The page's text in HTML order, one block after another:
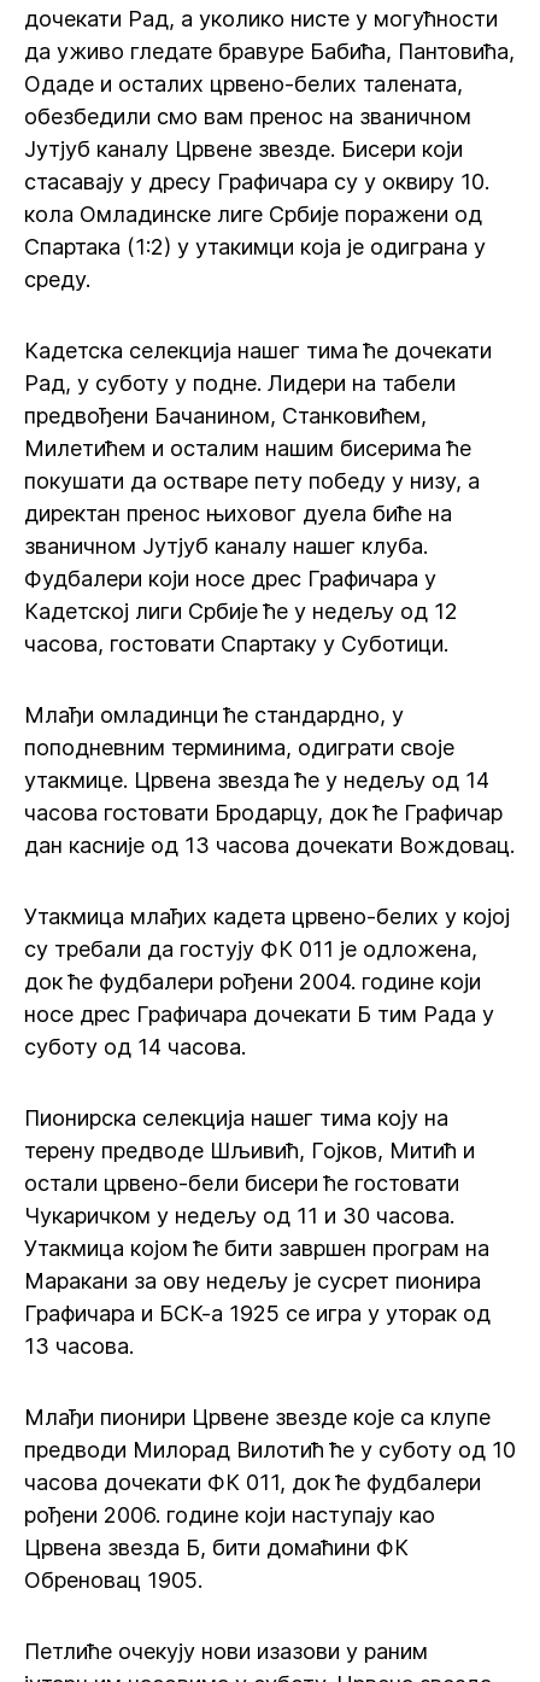
дочекати Рад, а уколико нисте у могућности
да уживо гледате бравуре Бабића, Пантовића,
Одаде и осталих црвено-белих талената,
обезбедили смо вам пренос на званичном
Јутјуб каналу Црвене звезде. Бисери који
стасавају у дресу Графичара су у оквиру 10.
кола Омладинске лиге Србије поражени од
Спартака (1:2) у утакимци која је одиграна у
среду.
Кадетска селекција нашег тима ће дочекати
Рад, у суботу у подне. Лидери на табели
предвођени Бачанином, Станковићем,
Милетићем и осталим нашим бисерима ће
покушати да остваре пету победу у низу, а
директан пренос њиховог дуела биће на
званичном Јутјуб каналу нашег клуба.
Фудбалери који носе дрес Графичара у
Кадетској лиги Србије ће у недељу од 12
часова, гостовати Спартаку у Суботици.
Млађи омладинци ће стандардно, у
поподневним терминима, одиграти своје
утакмице. Црвена звезда ће у недељу од 14
часова гостовати Бродарцу, док ће Графичар
дан касније од 13 часова дочекати Вождовац.
Утакмица млађих кадета црвено-белих у којој
су требали да гостују ФК 011 је одложена,
док ће фудбалери рођени 2004. године који
носе дрес Графичара дочекати Б тим Рада у
суботу од 14 часова.
Пионирска селекција нашег тима коју на
терену предводе Шљивић, Гојков, Митић и
остали црвено-бели бисери ће гостовати
Чукаричком у недељу од 11 и 30 часова.
Утакмица којом ће бити завршен програм на
Маракани за ову недељу је сусрет пионира
Графичара и БСК-а 1925 се игра у уторак од
13 часова.
Млађи пионири Црвене звезде које са клупе
предводи Милорад Вилотић ће у суботу од 10
часова дочекати ФК 011, док ће фудбалери
рођени 2006. године који наступају као
Црвена звезда Б, бити домаћини ФК
Обреновац 1905.
Петлиће очекују нови изазови у раним